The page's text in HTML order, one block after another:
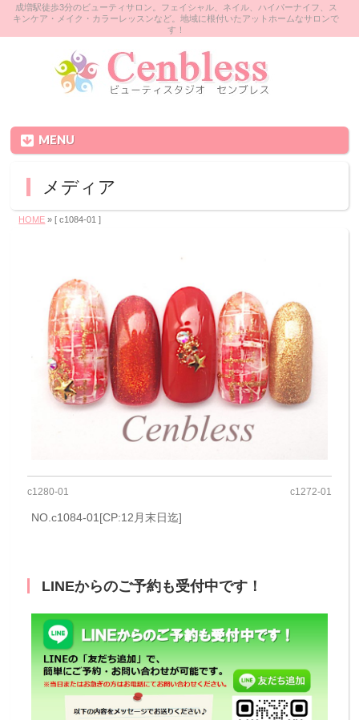
成増駅徒歩3分のビューティサロン。フェイシャル、ネイル、ハイパーナイフ、ス
キンケア・メイク・カラーレッスンなど。地域に根付いたアットホームなサロンで
す！
MENU
メディア
HOME » [ c1084-01 ]
c1280-01 c1272-01
NO.c1084-01[CP:12月末日迄]
LINEからのご予約も受付中です！